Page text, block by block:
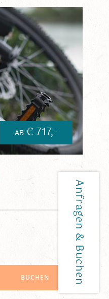
AB € 717,-
BUCHEN